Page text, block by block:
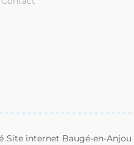
Site internet Baugé-en-Anjou